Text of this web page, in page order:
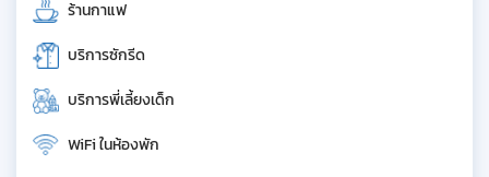
ร้านกาแฟ
บริการซักรีด
บริการพี่เลี้ยงเด็ก
WiFi ในห้องพัก